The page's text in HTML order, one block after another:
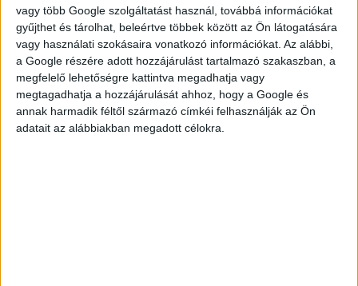
vagy több Google szolgáltatást használ, továbbá információkat
gyűjthet és tárolhat, beleértve többek között az Ön látogatására
vagy használati szokásaira vonatkozó információkat. Az alábbi,
a Google részére adott hozzájárulást tartalmazó szakaszban, a
megfelelő lehetőségre kattintva megadhatja vagy
megtagadhatja a hozzájárulását ahhoz, hogy a Google és
annak harmadik féltől származó címkéi felhasználják az Ön
adatait az alábbiakban megadott célokra.
gross 2.022-5.482,- HUF/hour (informative)
JELENTKEZÉS